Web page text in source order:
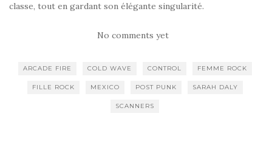
classe, tout en gardant son élégante singularité.
No comments yet
ARCADE FIRE COLD WAVE CONTROL FEMME ROCK
FILLE ROCK MEXICO POST PUNK SARAH DALY
SCANNERS